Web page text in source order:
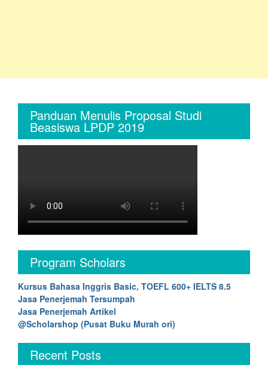
Panduan Menulis Proposal Studi
Beasiswa LPDP 2019
Program Scholars
Kursus Bahasa Inggris Basic, TOEFL 600+ IELTS 8.5
Jasa Penerjemah Tersumpah
Jasa Penerjemah Artikel
@Scholarshop (Pusat Buku Murah ori)
Recent Posts